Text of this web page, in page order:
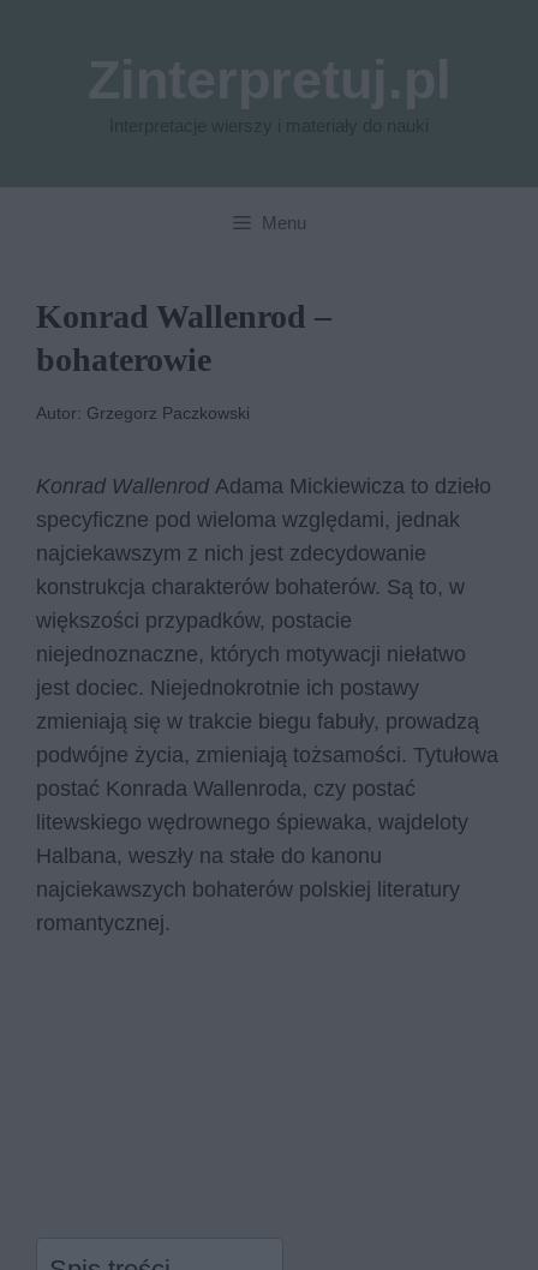
Menu
Konrad Wallenrod –
bohaterowie
Autor: Grzegorz Paczkowski
Konrad Wallenrod Adama Mickiewicza to dzieło
specyficzne pod wieloma względami, jednak
najciekawszym z nich jest zdecydowanie
konstrukcja charakterów bohaterów. Są to, w
większości przypadków, postacie
niejednoznaczne, których motywacji niełatwo
jest dociec. Niejednokrotnie ich postawy
zmieniają się w trakcie biegu fabuły, prowadzą
podwójne życia, zmieniają tożsamości. Tytułowa
postać Konrada Wallenroda, czy postać
litewskiego wędrownego śpiewaka, wajdeloty
Halbana, weszły na stałe do kanonu
najciekawszych bohaterów polskiej literatury
romantycznej.